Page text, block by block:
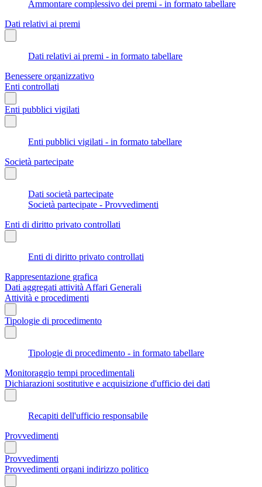
Ammontare complessivo dei premi - in formato tabellare
Dati relativi ai premi
Dati relativi ai premi - in formato tabellare
Benessere organizzativo
Enti controllati
Enti pubblici vigilati
Enti pubblici vigilati - in formato tabellare
Società partecipate
Dati società partecipate
Società partecipate - Provvedimenti
Enti di diritto privato controllati
Enti di diritto privato controllati
Rappresentazione grafica
Dati aggregati attività Affari Generali
Attività e procedimenti
Tipologie di procedimento
Tipologie di procedimento - in formato tabellare
Monitoraggio tempi procedimentali
Dichiarazioni sostitutive e acquisizione d'ufficio dei dati
Recapiti dell'ufficio responsabile
Provvedimenti
Provvedimenti
Provvedimenti organi indirizzo politico